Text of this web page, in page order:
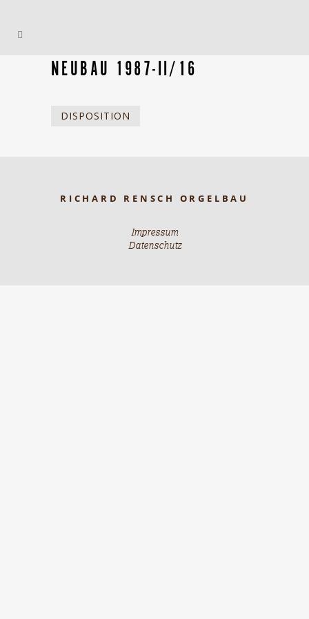
NEUBAU 1987-II/16
DISPOSITION
RICHARD RENSCH ORGELBAU
Impressum
Datenschutz